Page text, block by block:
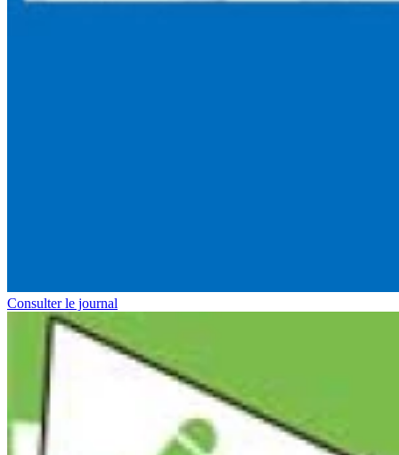
Consulter le journal